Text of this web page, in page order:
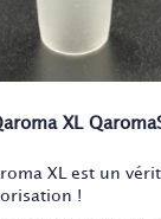
XL
XL est un
!